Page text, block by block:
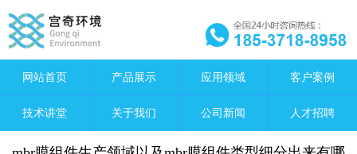
网站首页 产品展示 应用领域 客户案例
技术讲堂 关于我们 公司新闻 人才招聘